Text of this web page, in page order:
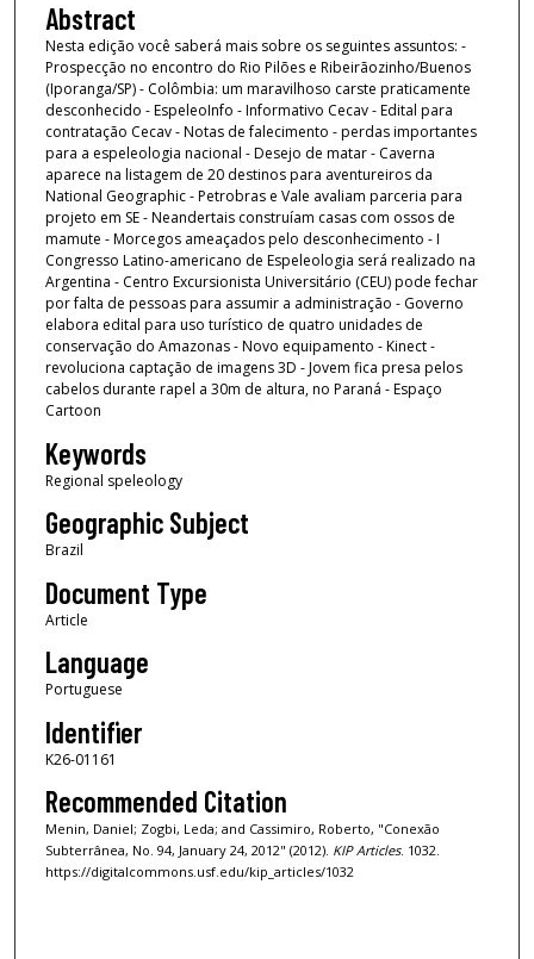
Abstract
Nesta edição você saberá mais sobre os seguintes assuntos: -
Prospecção no encontro do Rio Pilões e Ribeirãozinho/Buenos
(Iporanga/SP) - Colômbia: um maravilhoso carste praticamente
desconhecido - EspeleoInfo - Informativo Cecav - Edital para
contratação Cecav - Notas de falecimento - perdas importantes
para a espeleologia nacional - Desejo de matar - Caverna
aparece na listagem de 20 destinos para aventureiros da
National Geographic - Petrobras e Vale avaliam parceria para
projeto em SE - Neandertais construíam casas com ossos de
mamute - Morcegos ameaçados pelo desconhecimento - I
Congresso Latino-americano de Espeleologia será realizado na
Argentina - Centro Excursionista Universitário (CEU) pode fechar
por falta de pessoas para assumir a administração - Governo
elabora edital para uso turístico de quatro unidades de
conservação do Amazonas - Novo equipamento - Kinect -
revoluciona captação de imagens 3D - Jovem fica presa pelos
cabelos durante rapel a 30m de altura, no Paraná - Espaço
Cartoon
Keywords
Regional speleology
Geographic Subject
Brazil
Document Type
Article
Language
Portuguese
Identifier
K26-01161
Recommended Citation
Menin, Daniel; Zogbi, Leda; and Cassimiro, Roberto, "Conexão
Subterrânea, No. 94, January 24, 2012" (2012). KIP Articles. 1032.
https://digitalcommons.usf.edu/kip_articles/1032